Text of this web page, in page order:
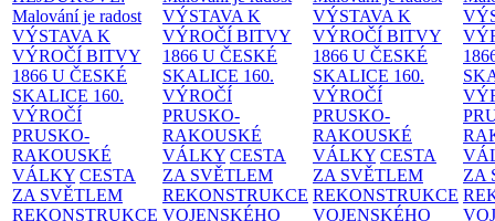
Malování je radost
VÝSTAVA K
VÝROČÍ BITVY
1866 U ČESKÉ
SKALICE 160.
VÝROČÍ
PRUSKO-
RAKOUSKÉ
VÁLKY CESTA
ZA SVĚTLEM
REKONSTRUKCE
VÝSTAVA K
VÝROČÍ BITVY
1866 U ČESKÉ
SKALICE 160.
VÝROČÍ
PRUSKO-
RAKOUSKÉ
VÁLKY CESTA
ZA SVĚTLEM
REKONSTRUKCE
VOJENSKÉHO
VÝSTAVA K
VÝROČÍ BITVY
1866 U ČESKÉ
SKALICE 160.
VÝROČÍ
PRUSKO-
RAKOUSKÉ
VÁLKY CESTA
ZA SVĚTLEM
REKONSTRUKCE
VOJENSKÉHO
ZA